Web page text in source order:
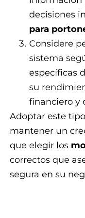
decisiones
para
Considere
sistema
específicas
su
financiero y
Adoptar este
mantener un
que elegir los
correctos que
segura en su